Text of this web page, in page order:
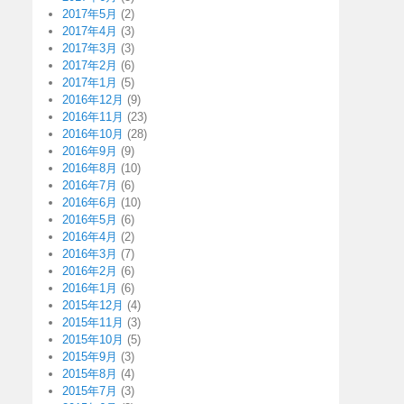
2017年5月 (2)
2017年4月 (3)
2017年3月 (3)
2017年2月 (6)
2017年1月 (5)
2016年12月 (9)
2016年11月 (23)
2016年10月 (28)
2016年9月 (9)
2016年8月 (10)
2016年7月 (6)
2016年6月 (10)
2016年5月 (6)
2016年4月 (2)
2016年3月 (7)
2016年2月 (6)
2016年1月 (6)
2015年12月 (4)
2015年11月 (3)
2015年10月 (5)
2015年9月 (3)
2015年8月 (4)
2015年7月 (3)